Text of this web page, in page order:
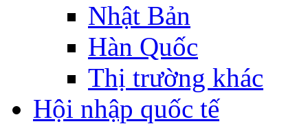
Nhật Bản
Hàn Quốc
Thị trường khác
Hội nhập quốc tế